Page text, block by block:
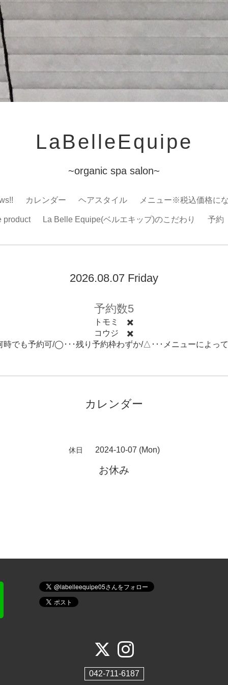
LaBelleEquipe
~organic spa salon~
カレンダー ヘアスタイル メニュー※税込価格に
product La Belle Equipe(ベルエキップ)のこだわり 予約
2026.08.07 Friday
予約数5
トモミ ✖️
コウジ ✖️
でも予約可/◯･･･残り予約枠わずか/△･･･メニューによっ
カレンダー
休日 2024-10-07 (Mon)
お休み
042-711-6187